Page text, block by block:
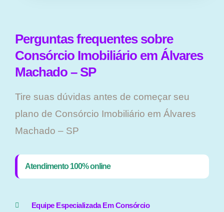
Perguntas frequentes sobre
Consórcio Imobiliário em Álvares
Machado – SP
Tire suas dúvidas antes de começar seu
plano ​de Consórcio Imobiliário em Álvares
Machado – SP
Atendimento 100% online
Equipe Especializada Em Consórcio